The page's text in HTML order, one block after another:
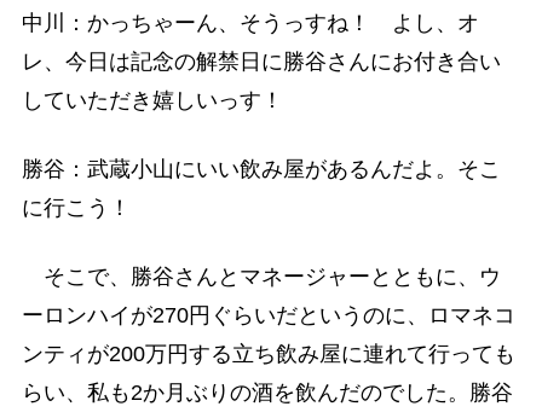
中川：かっちゃーん、そうっすね！ よし、オ
レ、今日は記念の解禁日に勝谷さんにお付き合い
していただき嬉しいっす！
勝谷：武蔵小山にいい飲み屋があるんだよ。そこ
に行こう！
そこで、勝谷さんとマネージャーとともに、ウ
ーロンハイが270円ぐらいだというのに、ロマネコ
ンティが200万円する立ち飲み屋に連れて行っても
らい、私も2か月ぶりの酒を飲んだのでした。勝谷